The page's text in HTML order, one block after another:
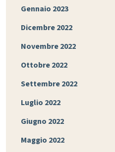
Gennaio 2023
Dicembre 2022
Novembre 2022
Ottobre 2022
Settembre 2022
Luglio 2022
Giugno 2022
Maggio 2022